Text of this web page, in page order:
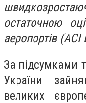
остаточною
аеропортів (ACI
За підсумками
України
великих